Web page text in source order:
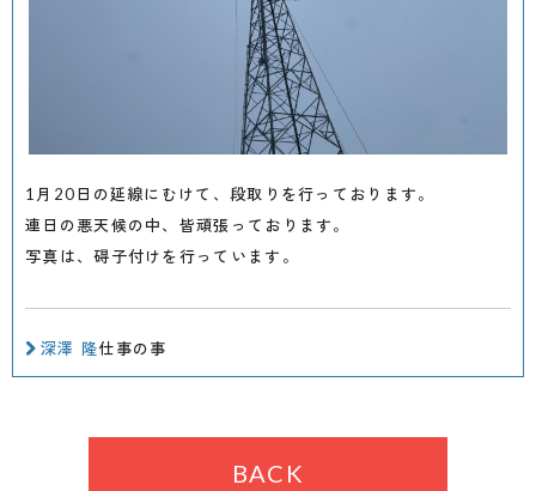
1月20日の延線にむけて、段取りを行っております。
連日の悪天候の中、皆頑張っております。
写真は、碍子付けを行っています。
深澤 隆仕事の事
BACK